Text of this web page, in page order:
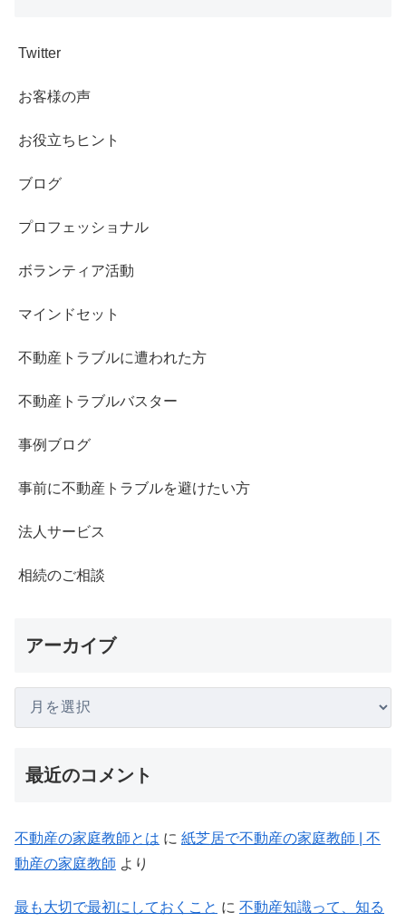
Twitter
お客様の声
お役立ちヒント
ブログ
プロフェッショナル
ボランティア活動
マインドセット
不動産トラブルに遭われた方
不動産トラブルバスター
事例ブログ
事前に不動産トラブルを避けたい方
法人サービス
相続のご相談
アーカイブ
最近のコメント
不動産の家庭教師とは に 紙芝居で不動産の家庭教師 | 不
動産の家庭教師 より
最も大切で最初にしておくこと に 不動産知識って、知る